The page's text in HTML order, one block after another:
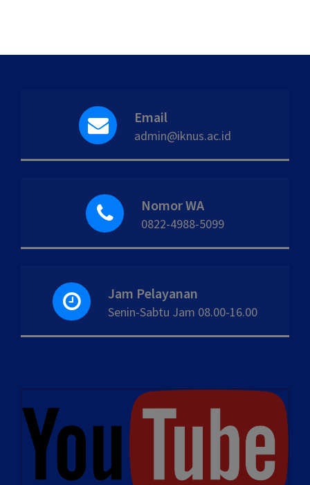
Email
admin@iknus.ac.id
Nomor WA
0822-4988-5099
Jam Pelayanan
Senin-Sabtu Jam 08.00-16.00